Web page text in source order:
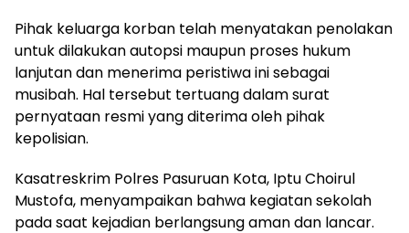
Pihak keluarga korban telah menyatakan penolakan
untuk dilakukan autopsi maupun proses hukum
lanjutan dan menerima peristiwa ini sebagai
musibah. Hal tersebut tertuang dalam surat
pernyataan resmi yang diterima oleh pihak
kepolisian.
Kasatreskrim Polres Pasuruan Kota, Iptu Choirul
Mustofa, menyampaikan bahwa kegiatan sekolah
pada saat kejadian berlangsung aman dan lancar.